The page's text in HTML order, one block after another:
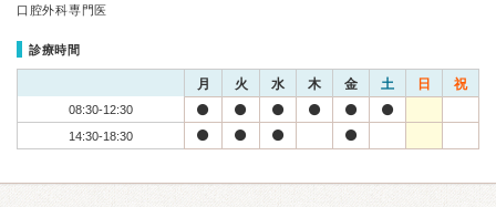
口腔外科専門医
診療時間
月 火 水 木 金 土 日 祝
08:30-12:30
14:30-18:30